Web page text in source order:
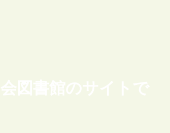
図書館のサイトで